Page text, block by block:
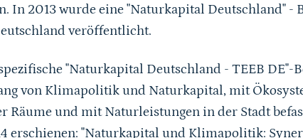
In 2013 wurde eine "Naturkapital Deutschland" -
veröffentlicht.
"Naturkapital Deutschland - TEEB DE"-
von Klimapolitik und Naturkapital, mit
Räume und mit Naturleistungen in der Stadt
erschienen: "Naturkapital und Klimapolitik: